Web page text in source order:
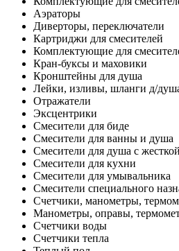
Аэраторы
Диверторы, переключатели
Картриджи для смесителей
Комплектующие для
Кран-буксы и маховики
Кронштейны для душа
Лейки, изливы, шланги д/
Отражатели
Эксцентрики
Смесители для биде
Смесители для ванны и душа
Смесители для душа с
Смесители для кухни
Смесители для умывальника
Смесители специального
Счетчики, манометры,
Манометры, оправы,
Счетчики воды
Счетчики тепла